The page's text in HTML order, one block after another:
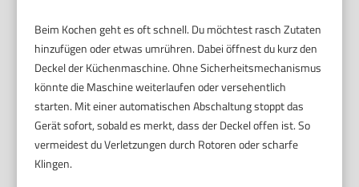
Beim Kochen geht es oft schnell. Du möchtest rasch Zutaten
hinzufügen oder etwas umrühren. Dabei öffnest du kurz den
Deckel der Küchenmaschine. Ohne Sicherheitsmechanismus
könnte die Maschine weiterlaufen oder versehentlich
starten. Mit einer automatischen Abschaltung stoppt das
Gerät sofort, sobald es merkt, dass der Deckel offen ist. So
vermeidest du Verletzungen durch Rotoren oder scharfe
Klingen.